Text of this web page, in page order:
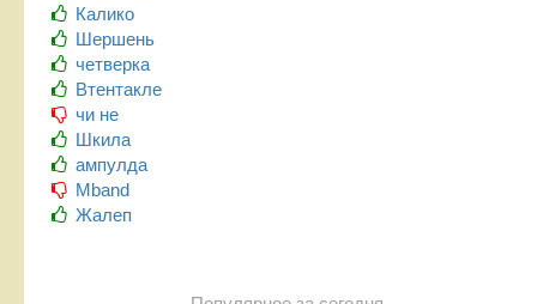
Калико
Шершень
четверка
Втентакле
чи не
Шкила
ампулда
Mband
Жалеп